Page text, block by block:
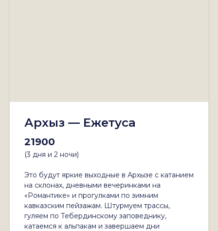
Архыз — Ежетуса
21900
(3 дня и 2 ночи)
Это будут яркие выходные в Архызе с катанием
на склонах, дневными вечеринками на
«Романтике» и прогулками по зимним
кавказским пейзажам. Штурмуем трассы,
гуляем по Тебердинскому заповеднику,
катаемся к альпакам и завершаем дни